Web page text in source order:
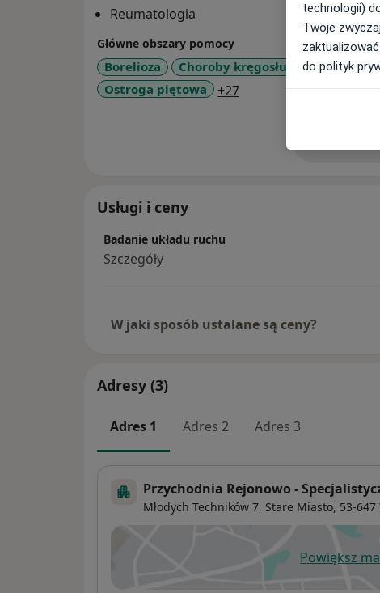
Reumatologia
Główne obszary pomocy
Borelioza Choroby kręgosłupa
Ostroga piętowa
+27a11y_sr_more_diseases
o
Usługi i ceny
Badanie układu ruchu
Szczegóły
W jaki sposób ustalane są ceny?
Adresy (3)
Adres 1 Adres 2 Adres 3
Przychodnia Rejonowo -
Młodych Techników 7, Stare Miasto, 53-647
Powiększ
technologii)
Twoje
do polityk